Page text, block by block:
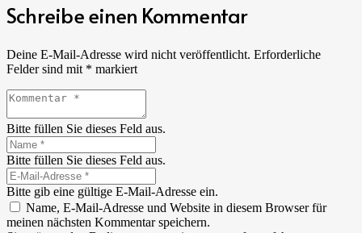
Schreibe einen Kommentar
Deine E-Mail-Adresse wird nicht veröffentlicht. Erforderliche
Felder sind mit * markiert
Bitte füllen Sie dieses Feld aus.
Bitte füllen Sie dieses Feld aus.
Bitte gib eine gültige E-Mail-Adresse ein.
Name, E-Mail-Adresse und Website in diesem Browser für
meinen nächsten Kommentar speichern.